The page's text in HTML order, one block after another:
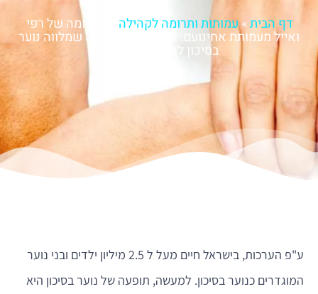
דף הבית»עמותות ותרומה לקהילה התרומה של רפי
ואייל מעמותת אחינועם: הכירו את העמותה שמלווה נוער
בסיכון להזדמנות חדשה
ע"פ הערכות, בישראל חיים מעל ל 2.5 מיליון ילדים ובני נוער
המוגדרים כנוער בסיכון. למעשה, תופעה של נוער בסיכון היא